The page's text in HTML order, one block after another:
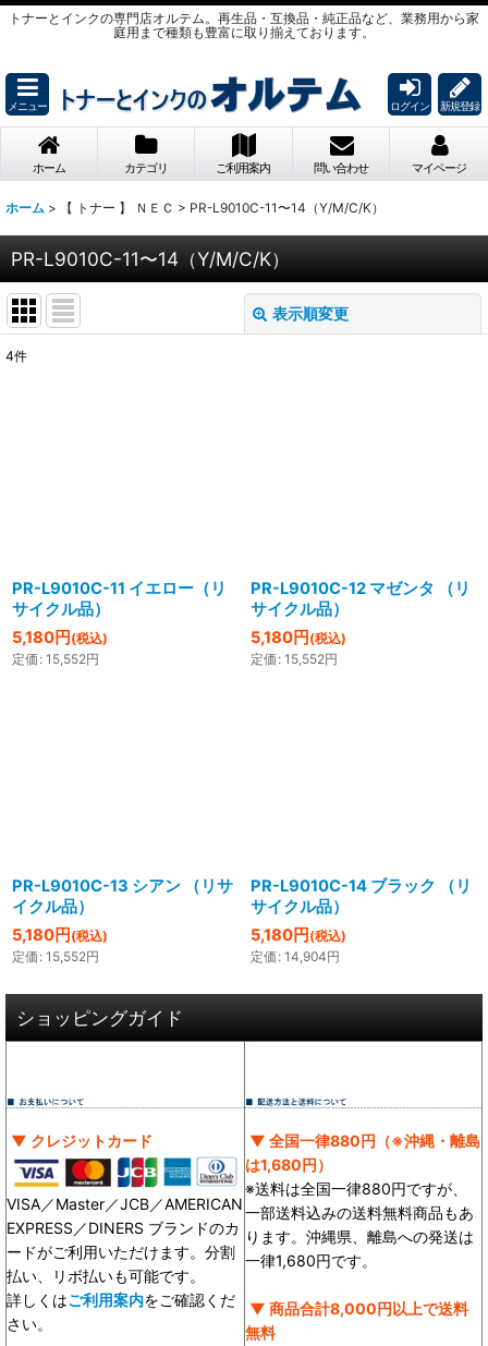
トナーとインクの専門店オルテム。再生品・互換品・純正品など、業務用から家
庭用まで種類も豊富に取り揃えております。
メニュー ログイン 新規登録
ホーム カテゴリ ご利用案内 問い合わせ マイページ
ホーム > 【 トナー 】 ＮＥＣ > PR-L9010C-11〜14（Y/M/C/K）
PR-L9010C-11〜14（Y/M/C/K）
表示順変更
4件
PR-L9010C-11 イエロー（リ
サイクル品）
5,180円 (税込)
定価 : 15,552円
PR-L9010C-12 マゼンタ （リ
サイクル品）
5,180円 (税込)
定価 : 15,552円
PR-L9010C-13 シアン （リサ
イクル品）
5,180円 (税込)
定価 : 15,552円
PR-L9010C-14 ブラック （リ
サイクル品）
5,180円 (税込)
定価 : 14,904円
ショッピングガイド
▼ クレジットカード
VISA／Master／JCB／AMERICAN
EXPRESS／DINERS ブランドのカ
ードがご利用いただけます。分割
払い、リボ払いも可能です。
詳しくはご利用案内をご確認くだ
さい。
▼ 全国一律880円（※沖縄・離島
は1,680円）
※送料は全国一律880円ですが、
一部送料込みの送料無料商品もあ
ります。沖縄県、離島への発送は
一律1,680円です。
▼ 商品合計8,000円以上で送料
無料